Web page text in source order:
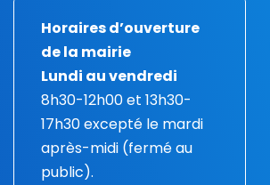
Horaires d’ouverture
de la mairie
Lundi au vendredi
8h30-12h00 et 13h30-
17h30 excepté le mardi
après-midi (fermé au
public).